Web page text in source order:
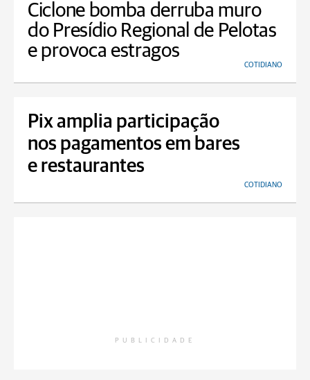
Ciclone bomba derruba muro
do Presídio Regional de Pelotas
e provoca estragos
COTIDIANO
Pix amplia participação
nos pagamentos em bares
e restaurantes
COTIDIANO
PUBLICIDADE